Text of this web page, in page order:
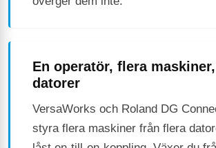
En operatör, flera
datorer
VersaWorks och Roland DG
styra flera maskiner från flera